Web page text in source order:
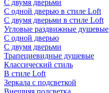
С двумя дверьми
С одной дверью в стиле Loft
С двумя дверьми в стиле Loft
Угловые раздвижные душевые
С одной дверью
С двумя дверьми
Трапециевидные душевые
Классический стиль
В стиле Loft
Зеркала с подсветкой
Внешняя подсветка